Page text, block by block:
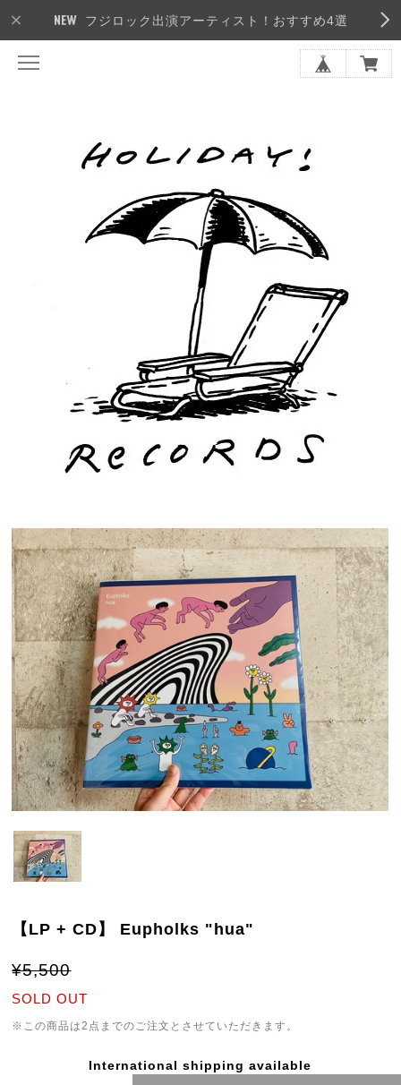
フジロック出演アーティスト！おすすめ4選
【LP + CD】 Eupholks "hua"
¥5,500
SOLD OUT
※この商品は2点までのご注文とさせていただきます。
International shipping available